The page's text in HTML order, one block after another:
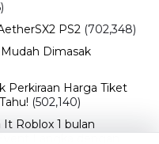
PS2 (702,348)
Dimasak
Perkiraan Harga Tiket
(502,140)
Roblox 1 bulan